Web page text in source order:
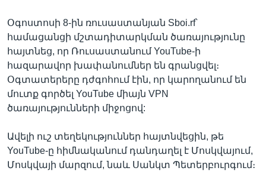
Օգոստոսի 8-ին ռուսաստանյան Sboi.rf՝
համացանցի մշտադիտարկման ծառայությունը
հայտնեց, որ Ռուսաստանում YouTube-ի
հազարավոր խափանումներ են գրանցվել։
Օգտատերերը դժգոհում էին, որ կարողանում են
մուտք գործել YouTube միայն VPN
ծառայությունների միջոցով:
Ավելի ուշ տեղեկություններ հայտնվեցին, թե
YouTube-ը հիմնականում դանդաղել է Մոսկվայում,
Մոսկվայի մարզում, նաև Սանկտ Պետերբուրգում։